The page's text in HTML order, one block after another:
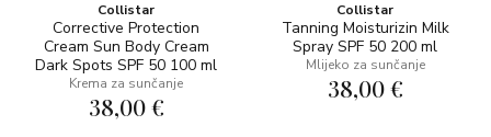
Collistar
Corrective Protection
Cream Sun Body Cream
Dark Spots SPF 50 100 ml
Krema za sunčanje
38,00 €
Collistar
Tanning Moisturizin Milk
Spray SPF 50 200 ml
Mlijeko za sunčanje
38,00 €